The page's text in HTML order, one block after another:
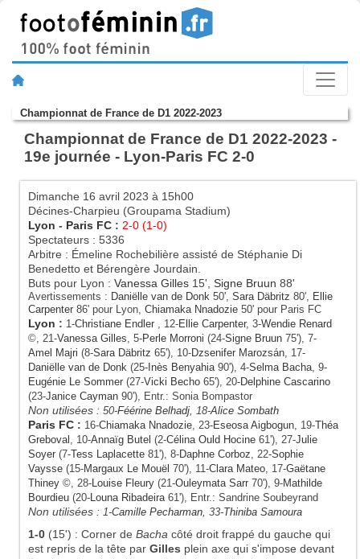
Championnat de France de D1 2022-2023
Championnat de France de D1 2022-2023 -
19e journée - Lyon-Paris FC 2-0
Dimanche 16 avril 2023 à 15h00
Décines-Charpieu (Groupama Stadium)
Lyon - Paris FC : 2-0 (1-0)
Spectateurs : 5336
Arbitre : Émeline Rochebilière assisté de Stéphanie Di
Benedetto et Bérengère Jourdain.
Buts pour Lyon : Vanessa Gilles 15', Signe Bruun 88'
Avertissements : Daniëlle van de Donk 50', Sara Däbritz 80', Ellie
Carpenter 86' pour Lyon, Chiamaka Nnadozie 50' pour Paris FC
Lyon : 1-Christiane Endler , 12-Ellie Carpenter, 3-Wendie Renard
©, 21-Vanessa Gilles, 5-Perle Morroni (24-Signe Bruun 75'), 7-
Amel Majri (8-Sara Däbritz 65'), 10-Dzsenifer Marozsán, 17-
Daniëlle van de Donk (25- Inès Benyahia90'), 4-Selma Bacha, 9-
Eugénie Le Sommer (27-Vicki Becho 65'), 20-Delphine Cascarino
(23-Janice Cayman 90'), Entr.: Sonia Bompastor
Non utilisées : 50-Féérine Belhadj, 18-Alice Sombath
Paris FC : 16-Chiamaka Nnadozie, 23-Eseosa Aigbogun, 19-Théa
Greboval , 10-Annaïg Butel (2-Célina Ould Hocine 61'), 27-Julie
Soyer (7-Tess Laplacette 81'), 8-Daphne Corboz, 22-Sophie
Vaysse (15-Margaux Le Mouël 70'), 11-Clara Mateo, 17-Gaëtane
Thiney ©, 28-Louise Fleury (21-Ouleymata Sarr 70'), 9-Mathilde
Bourdieu (20-Louna Ribadeira61'), Entr.: Sandrine Soubeyrand
Non utilisées : 1-Camille Pecharman, 33-Thiniba Samoura
1-0 (15') : Corner de Bacha côté droit frappé du gauche qui
est repris de la tête par Gilles plein axe qui s'impose devant